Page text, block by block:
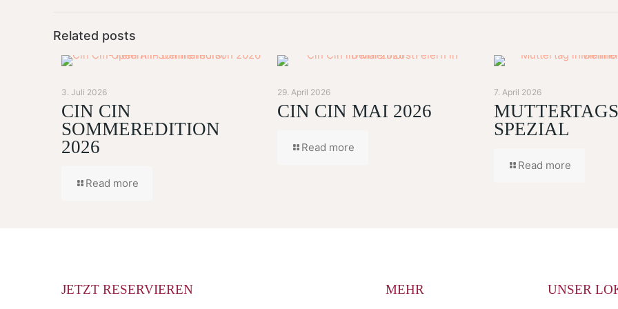
Related posts
3. Juli 2026
CIN CIN
SOMMEREDITION
2026
Read more
29. April 2026
CIN CIN MAI 2026
Read more
7. April 2026
SPEZIAL
Read more
JETZT RESERVIEREN MEHR UNSER